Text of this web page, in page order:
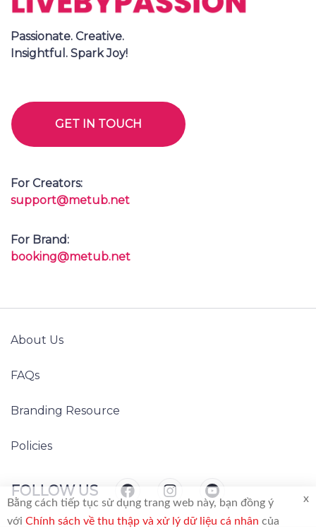
Passionate. Creative.
support@metub.net
For Brand:
About Us
Bằng cách tiếp tục sử dụng trang web này, bạn đồng ý
với Chính sách về thu thập và xử lý dữ liệu cá nhân của
x